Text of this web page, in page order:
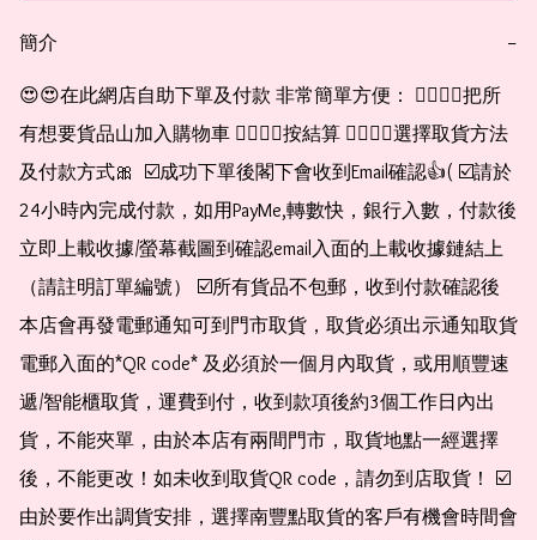
簡介 −
😍😍在此網店自助下單及付款 非常簡單方便： 👉🏻👉🏻把所
有想要貨品山加入購物車 👉🏻👉🏻按結算 👉🏻👉🏻選擇取貨方法
及付款方式🎀  ☑️成功下單後閣下會收到Email確認👍( ☑️請於
24小時內完成付款，如用PayMe,轉數快，銀行入數，付款後
立即上載收據/螢幕截圖到確認email入面的上載收據鏈結上
（請註明訂單編號） ☑️所有貨品不包郵，收到付款確認後
本店會再發電郵通知可到門市取貨，取貨必須出示通知取貨
電郵入面的*QR code* 及必須於一個月內取貨，或用順豐速
遞/智能櫃取貨，運費到付，收到款項後約3個工作日內出
貨，不能夾單，由於本店有兩間門市，取貨地點一經選擇
後，不能更改！如未收到取貨QR code，請勿到店取貨！ ☑️
由於要作出調貨安排，選擇南豐點取貨的客戶有機會時間會